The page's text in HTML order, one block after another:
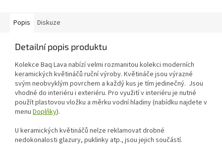
Popis Diskuze
Detailní popis produktu
Kolekce Baq Lava nabízí velmi rozmanitou kolekci moderních
keramických květináčů ruční výroby. Květináče jsou výrazné
svým neobvyklým povrchem a každý kus je tím jedinečný. Jsou
vhodné do interiéru i exteriéru. Pro využití v interiéru je nutné
použít plastovou vložku a měrku vodní hladiny (nabídku najdete v
menu Doplňky).
U keramických květináčů nelze reklamovat drobné
nedokonalosti glazury, puklinky atp., jsou jejich součástí.